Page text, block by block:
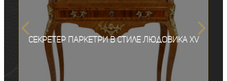
Секретер паркетри в стиле Людовика XV